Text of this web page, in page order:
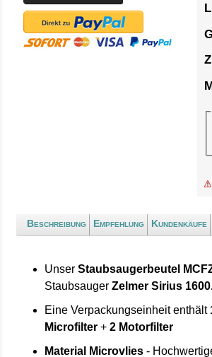
Beschreibung Empfehlung Kundenkäufe
UnserStaubsaugerbeutel
StaubsaugerZelmer Sirius
Eine Verpackungseinheit enthält
Microfilter +2 Motorfilter
Material Microvlies -